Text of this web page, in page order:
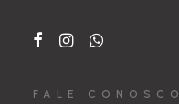
FALE CONOSCO